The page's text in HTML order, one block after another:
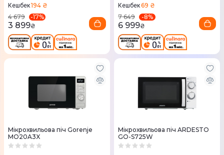
Кешбек194 ₴
4 679
-17%
3 899₴
Кешбек69 ₴
7 649
-8%
6 999₴
Мікрохвильова піч Gorenje
MO20A3X
Мікрохвильова піч ARDESTO
GO-S725W